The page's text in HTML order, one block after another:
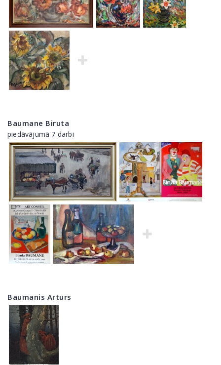
Baumane Biruta
piedāvājumā 7 darbi
Baumanis Arturs